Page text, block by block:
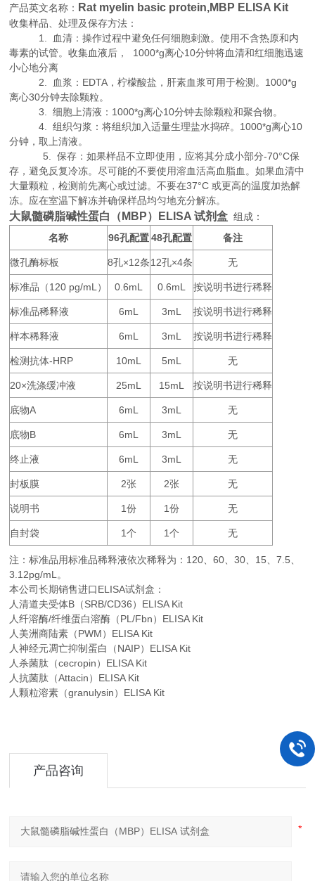
产品英文名称： Rat myelin basic protein,MBP ELISA Kit
收集样品、处理及保存方法：
1. 血清：操作过程中避免任何细胞刺激。使用不含热原和内
毒素的试管。收集血液后， 1000*g离心10分钟将血清和红细胞迅速
小心地分离
2. 血浆：EDTA，柠檬酸盐，肝素血浆可用于检测。1000*g
离心30分钟去除颗粒。
3. 细胞上清液：1000*g离心10分钟去除颗粒和聚合物。
4. 组织匀浆：将组织加入适量生理盐水捣碎。1000*g离心10
分钟，取上清液。
5. 保存：如果样品不立即使用，应将其分成小部分-70°C保
存，避免反复冷冻。尽可能的不要使用溶血活高血脂血。如果血清中
大量颗粒，检测前先离心或过滤。不要在37°C 或更高的温度加热解
冻。应在室温下解冻并确保样品均匀地充分解冻。
大鼠髓磷脂碱性蛋白（MBP）ELISA 试剂盒组成：
名称
96孔配置 48孔配置 备注
微孔酶标板 8孔×12条 12孔×4条 无
标准品（120 pg/mL ） 0.6mL 0.6mL 按说明书进行稀释
标准品稀释液 6mL 3mL 按说明书进行稀释
样本稀释液 6mL 3mL 按说明书进行稀释
检测抗体-HRP 10mL 5mL 无
20×洗涤缓冲液 25mL 15mL 按说明书进行稀释
底物A 6mL 3mL 无
底物B 6mL 3mL 无
终止液 6mL 3mL 无
封板膜 2张 2张 无
说明书 1份 1份 无
自封袋 1个 1个 无
注：标准品用标准品稀释液依次稀释为： 120、60、30、 15、7.5、
3.12pg/mL。
本公司长期销售进口ELISA试剂盒：
人清道夫受体B（SRB/CD36）ELISA Kit
人纤溶酶/纤维蛋白溶酶（PL/Fbn）ELISA Kit
人美洲商陆素（PWM）ELISA Kit
人神经元凋亡抑制蛋白（NAIP）ELISA Kit
人杀菌肽（cecropin）ELISA Kit
人抗菌肽（Attacin）ELISA Kit
人颗粒溶素（granulysin）ELISA Kit
产品咨询